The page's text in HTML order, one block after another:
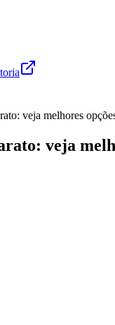
veja melhores
veja